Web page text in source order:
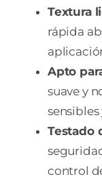
Textura
rápida
Apto
suave y
sensibles
Testado
control